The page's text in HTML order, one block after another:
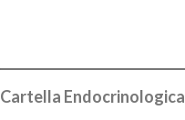
Cartella Endocrinologica